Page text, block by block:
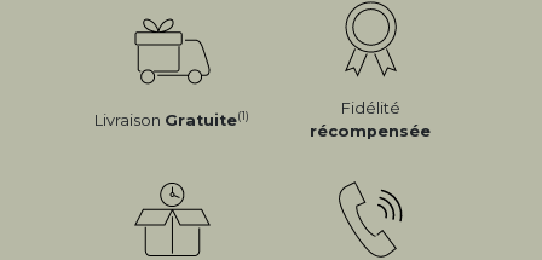
Livraison Gratuite(1)
Fidélité
récompensée